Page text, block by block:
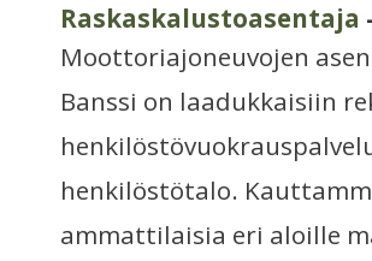
Raskaskalustoasentaja -
Moottoriajoneuvojen
Banssi on laadukkaisiin
henkilöstötalo.
ammattilaisia eri aloille